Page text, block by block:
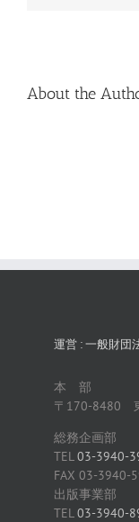
About the
運営 : 一般財団
本 部
〒170-8480
総務企画部
TEL03-3940-
FAX 03-3940-
出版事業部
TEL03-3940-